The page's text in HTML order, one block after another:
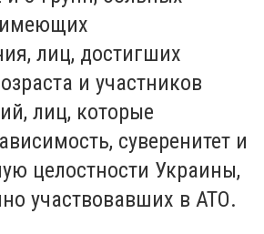
имеющих
лиц, достигших
и участников
лиц, которые
суверенитет и
целостности Украины,
участвовавших в АТО.